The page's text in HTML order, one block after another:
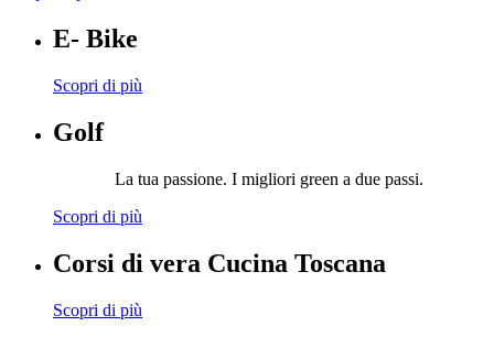
E- Bike
Scopri di più
Golf
La tua passione. I migliori green a due passi.
Scopri di più
Corsi di vera Cucina Toscana
Scopri di più